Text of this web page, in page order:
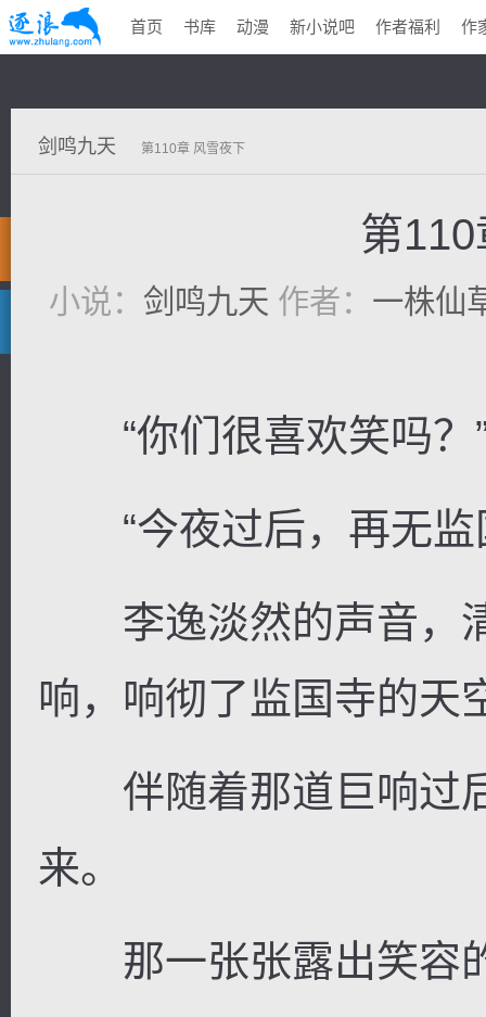
首页 书库 动漫 新小说吧 作者福利 作
剑鸣九天 第110章 风雪夜下
第
小说： 剑鸣九天 作者： 一株仙
“你们很喜欢笑吗？
“今夜过后，再无监
李逸淡然的声音，
响，响彻了监国寺的天
伴随着那道巨响过
来。
那一张张露出笑容